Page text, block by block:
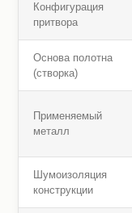
Конфигурация
притвора
Основа полотна
(створка)
Применяемый
металл
Шумоизоляция
конструкции